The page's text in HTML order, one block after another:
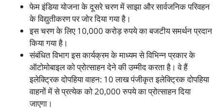
फेम इंडिया योजना के दूसरे चरण में साझा और सार्वजनिक परिवहन
के विद्युतीकरण पर जोर दिया गया है।
इस चरण के लिए 10,000 करोड़ रुपये का बजटीय समर्थन प्रदान
किया गया है।
संबंधित विभाग इस कार्यक्रम के माध्यम से विभिन्न प्रकार के
ऑटोमोबाइल को प्रोत्साहन देने की उम्मीद करता है। वे हैं
इलेक्ट्रिक दोपहिया वाहन: 10 लाख पंजीकृत इलेक्ट्रिक दोपहिया
वाहनों में से प्रत्येक को 20,000 रुपये का प्रोत्साहन दिया
जाएगा।